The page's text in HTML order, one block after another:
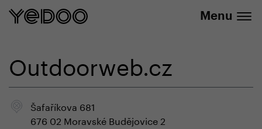
Menu
Outdoorweb.cz
Šafaříkova 681
676 02 Moravské Budějovice 2